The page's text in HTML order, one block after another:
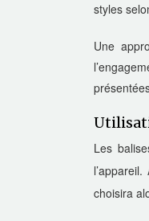
styles
Une
Les
l’appareil.
choisira